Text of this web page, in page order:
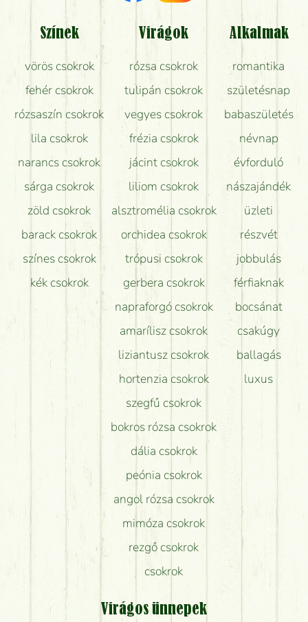
Tényleg azt kapom, ami a képen van?
Mit kell tudni a virágcsokrok szállításáról?
Hogy marad a lehető legtovább friss a csokor?
Tudok adventi koszorút vásárolni boltban?
Színek
vörös csokrok
fehér csokrok
rózsaszín csokrok
lila csokrok
narancs csokrok
sárga csokrok
zöld csokrok
barack csokrok
színes csokrok
kék csokrok
Virágok
rózsa csokrok
tulipán csokrok
vegyes csokrok
frézia csokrok
jácint csokrok
liliom csokrok
alsztromélia csokrok
orchidea csokrok
trópusi csokrok
gerbera csokrok
napraforgó csokrok
amarílisz csokrok
liziantusz csokrok
hortenzia csokrok
szegfű csokrok
bokros rózsa csokrok
dália csokrok
peónia csokrok
angol rózsa csokrok
mimóza csokrok
rezgő csokrok
csokrok
Alkalmak
romantika
születésnap
babaszületés
névnap
évforduló
nászajándék
üzleti
részvét
jobbulás
férfiaknak
bocsánat
csakúgy
ballagás
luxus
Virágos ünnepek